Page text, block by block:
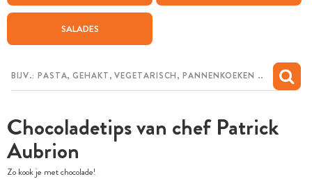
SALADES
Chocoladetips van chef Patrick
Aubrion
Zo kook je met chocolade!
WEEKMENU
CHAT MET MAIA
MIJN BEWAARDE RECEPTEN